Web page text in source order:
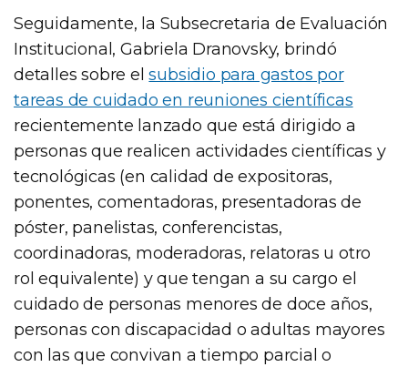
Seguidamente, la Subsecretaria de Evaluación
Institucional, Gabriela Dranovsky, brindó
detalles sobre elsubsidio para gastos por
tareas de cuidado en reuniones científicas
recientemente lanzado que está dirigido a
personas que realicen actividades científicas y
tecnológicas (en calidad de expositoras,
ponentes, comentadoras, presentadoras de
póster, panelistas, conferencistas,
coordinadoras, moderadoras, relatoras u otro
rol equivalente) y que tengan a su cargo el
cuidado de personas menores de doce años,
personas con discapacidad o adultas mayores
con las que convivan a tiempo parcial o